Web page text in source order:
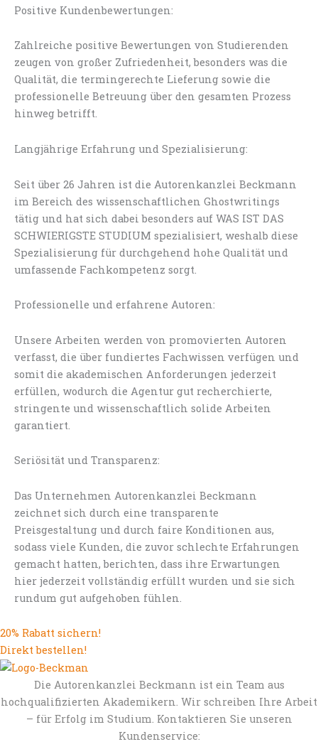
Positive Kundenbewertungen:
Zahlreiche positive Bewertungen von Studierenden
zeugen von großer Zufriedenheit, besonders was die
Qualität, die termingerechte Lieferung sowie die
professionelle Betreuung über den gesamten Prozess
hinweg betrifft.
Langjährige Erfahrung und Spezialisierung:
Seit über 26 Jahren ist die Autorenkanzlei Beckmann
im Bereich des wissenschaftlichen Ghostwritings
tätig und hat sich dabei besonders auf WAS IST DAS
SCHWIERIGSTE STUDIUM spezialisiert, weshalb diese
Spezialisierung für durchgehend hohe Qualität und
umfassende Fachkompetenz sorgt.
Professionelle und erfahrene Autoren:
Unsere Arbeiten werden von promovierten Autoren
verfasst, die über fundiertes Fachwissen verfügen und
somit die akademischen Anforderungen jederzeit
erfüllen, wodurch die Agentur gut recherchierte,
stringente und wissenschaftlich solide Arbeiten
garantiert.
Seriösität und Transparenz:
Das Unternehmen Autorenkanzlei Beckmann
zeichnet sich durch eine transparente
Preisgestaltung und durch faire Konditionen aus,
sodass viele Kunden, die zuvor schlechte Erfahrungen
gemacht hatten, berichten, dass ihre Erwartungen
hier jederzeit vollständig erfüllt wurden und sie sich
rundum gut aufgehoben fühlen.
20% Rabatt sichern!
Direkt bestellen!
Die Autorenkanzlei Beckmann ist ein Team aus
hochqualifizierten Akademikern. Wir schreiben Ihre Arbeit
– für Erfolg im Studium. Kontaktieren Sie unseren
Kundenservice: